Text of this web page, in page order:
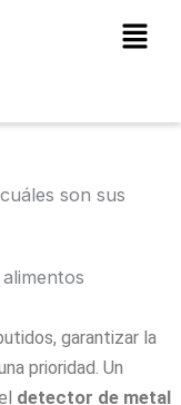
Main
son sus
garantizar la
prioridad. Un
detector de metal